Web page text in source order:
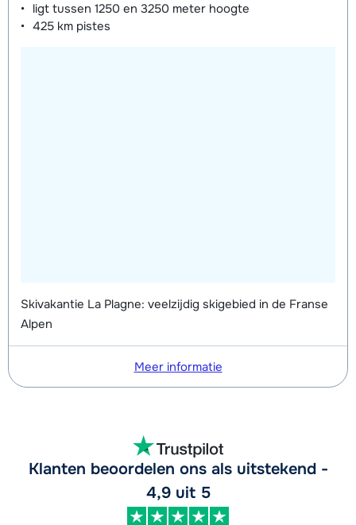
ligt tussen 1250 en 3250 meter hoogte
425 km pistes
Skivakantie La Plagne: veelzijdig skigebied in de Franse
Alpen
Meer informatie
Klanten beoordelen ons als uitstekend -
4,9 uit 5